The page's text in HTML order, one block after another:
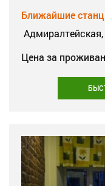
Ближайшие
Адмиралтейская,
Цена за